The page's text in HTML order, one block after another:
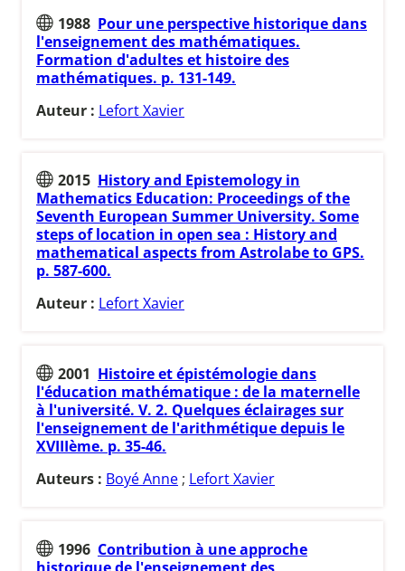
1988 Pour une perspective historique dans
l'enseignement des mathématiques.
Formation d'adultes et histoire des
mathématiques. p. 131-149.
Auteur : Lefort Xavier
2015 History and Epistemology in
Mathematics Education: Proceedings of the
Seventh European Summer University. Some
steps of location in open sea : History and
mathematical aspects from Astrolabe to GPS.
p. 587-600.
Auteur : Lefort Xavier
2001 Histoire et épistémologie dans
l'éducation mathématique : de la maternelle
à l'université. V. 2. Quelques éclairages sur
l'enseignement de l'arithmétique depuis le
XVIIIème. p. 35-46.
Auteurs : Boyé Anne ; Lefort Xavier
1996 Contribution à une approche
historique de l'enseignement des